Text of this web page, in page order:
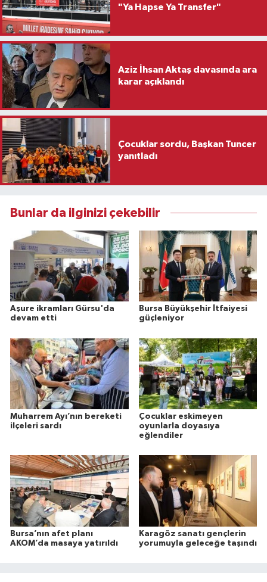
"Ya Hapse Ya Transfer"
Aziz İhsan Aktaş davasında ara
karar açıklandı
Çocuklar sordu, Başkan Tuncer
yanıtladı
Bunlar da ilginizi çekebilir
Aşure ikramları Gürsu'da
devam etti
Bursa Büyükşehir İtfaiyesi
güçleniyor
Muharrem Ayı’nın bereketi
ilçeleri sardı
Çocuklar eskimeyen
oyunlarla doyasıya
eğlendiler
Bursa’nın afet planı
AKOM’da masaya yatırıldı
Karagöz sanatı gençlerin
yorumuyla geleceğe taşındı